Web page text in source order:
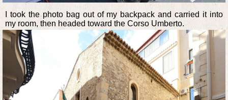
I took the photo bag out of my backpack and carried it into
my room, then headed toward the Corso Umberto.